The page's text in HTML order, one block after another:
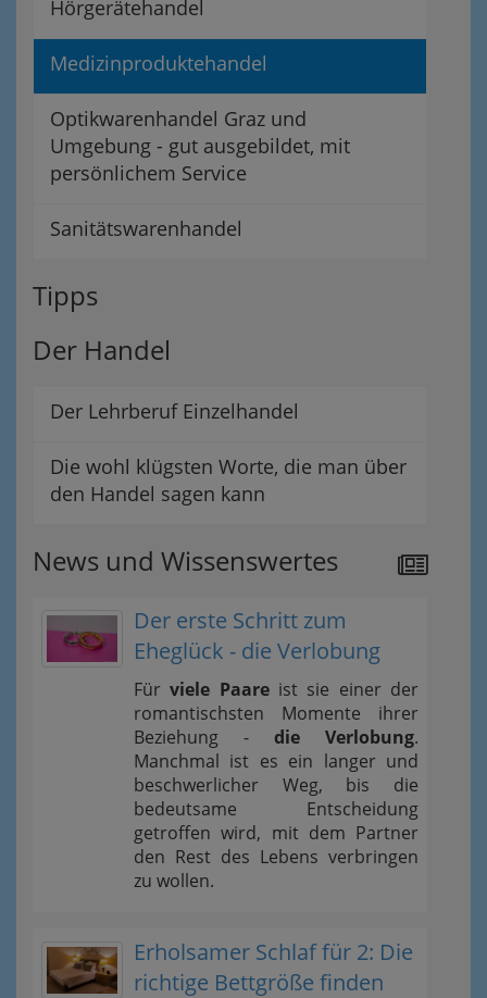
Hörgerätehandel
Medizinproduktehandel
Optikwarenhandel Graz und
Umgebung - gut ausgebildet, mit
persönlichem Service
Sanitätswarenhandel
Tipps
Der Handel
Der Lehrberuf Einzelhandel
Die wohl klügsten Worte, die man über
den Handel sagen kann
News und Wissenswertes
Der erste Schritt zum
Eheglück - die Verlobung
Fürviele Paareist sie einer der
romantischsten Momente ihrer
Beziehung - die Verlobung.
Manchmal ist es ein langer und
beschwerlicher Weg, bis die
bedeutsame Entscheidung
getroffen wird, mit dem Partner
den Rest des Lebens verbringen
zu wollen.
Erholsamer Schlaf für 2: Die
richtige Bettgröße finden